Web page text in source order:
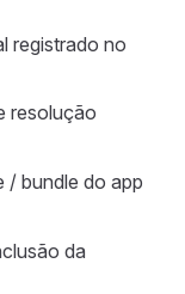
registrado no
resolução
bundle do app
da